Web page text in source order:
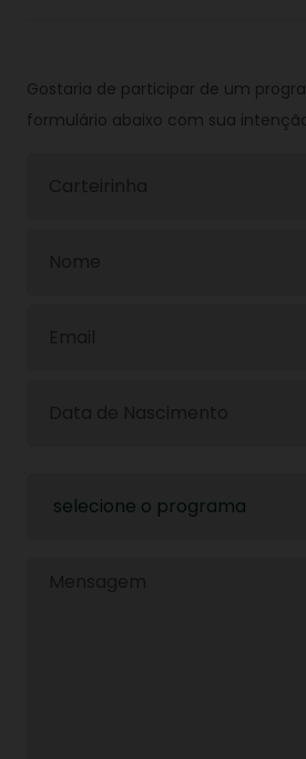
Gostaria de participar de um
formulário abaixo com sua